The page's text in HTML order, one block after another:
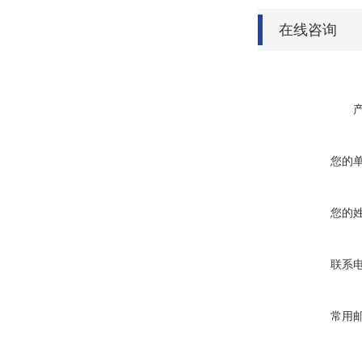
在线咨询
您的
您的
联系
常用